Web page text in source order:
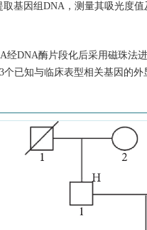
基因组DNA，测量其吸光度值
经DNA酶片段化后采用磁珠法
个已知与临床表型相关基因